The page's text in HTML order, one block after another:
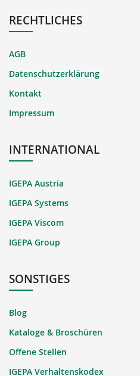
RECHTLICHES
AGB
Datenschutzerklärung
Kontakt
Impressum
INTERNATIONAL
IGEPA Austria
IGEPA Systems
IGEPA Viscom
IGEPA Group
SONSTIGES
Blog
Kataloge & Broschüren
Offene Stellen
IGEPA Verhaltenskodex